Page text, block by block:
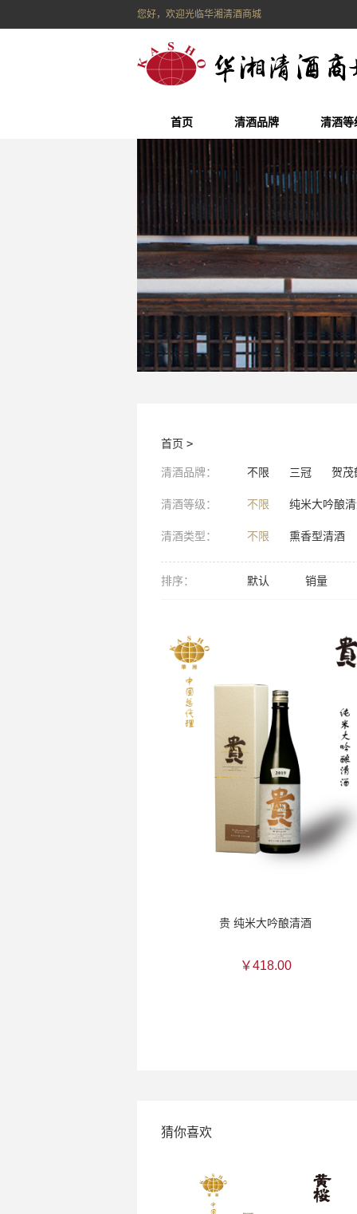
您好，欢迎光临华湘清酒商城
首页 清酒品牌 清酒等
首页 >
清酒品牌： 不限 三冠 贺茂
清酒等级： 不限 纯米大吟酿
清酒类型： 不限 熏香型清酒
排序： 默认 销量
贵 纯米大吟酿清酒
￥418.00
猜你喜欢